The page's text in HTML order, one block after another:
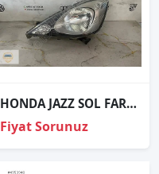
HONDA JAZZ SOL FAR ORJİNAL
Fiyat Sorunuz